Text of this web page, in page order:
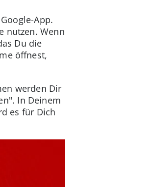
App.
nutzen. Wenn
Du die
öffnest,
werden Dir
In Deinem
es für Dich